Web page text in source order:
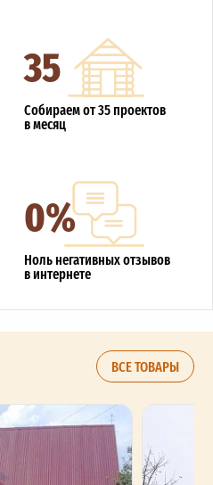
35
Собираем от 35 проектов
в месяц
0%
Ноль негативных отзывов
в интернете
ВСЕ ТОВАРЫ